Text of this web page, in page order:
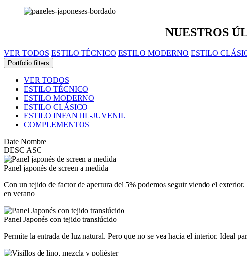
NUESTROS
VER TODOS ESTILO TÉCNICO ESTILO MODERNO ESTILO
Portfolio filters
VER TODOS
ESTILO TÉCNICO
ESTILO MODERNO
ESTILO CLÁSICO
ESTILO INFANTIL-JUVENIL
COMPLEMENTOS
Date Nombre
DESC ASC
Panel japonés de screen a medida
Con un tejido de factor de apertura del 5% podemos seguir viendo el
en verano
Panel Japonés con tejido translúcido
Permite la entrada de luz natural. Pero que no se vea hacia el interior. Ideal